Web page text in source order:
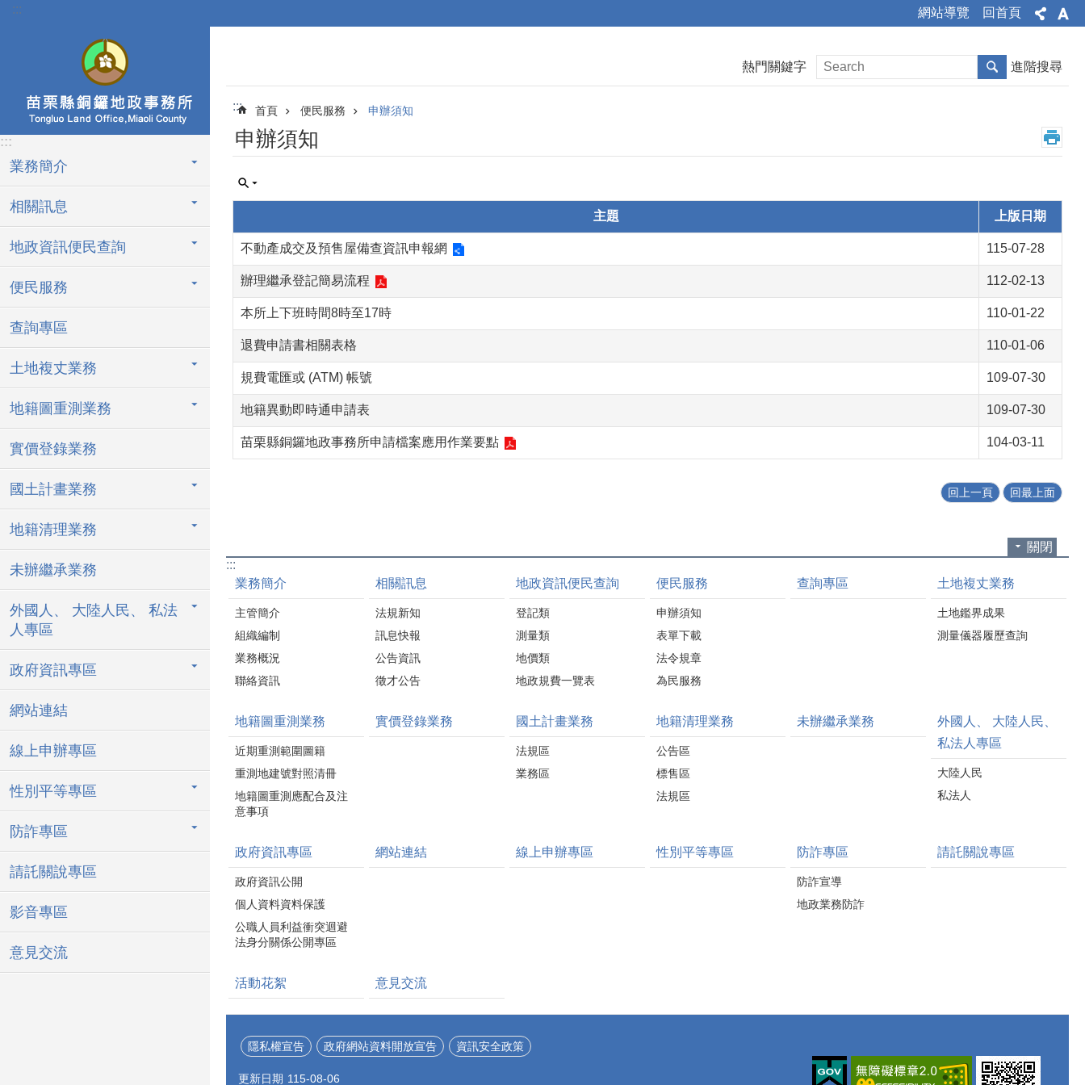
跳到主要內容區塊
::: 網站導覽 回首頁
:::
業務簡介
相關訊息
地政資訊便民查詢
便民服務
查詢專區
土地複丈業務
地籍圖重測業務
實價登錄業務
國土計畫業務
地籍清理業務
未辦繼承業務
外國人、 大陸人民、 私法
人專區
政府資訊專區
網站連結
線上申辦專區
性別平等專區
防詐專區
請託關說專區
影音專區
意見交流
熱門關鍵字 進階搜尋
::: 首頁 便民服務 申辦須知
申辦須知
主題 上版日期
不動產成交及預售屋備查資訊申報網 115-07-28
辦理繼承登記簡易流程 112-02-13
本所上下班時間8時至17時 110-01-22
退費申請書相關表格 110-01-06
規費電匯或 (ATM) 帳號 109-07-30
地籍異動即時通申請表 109-07-30
苗栗縣銅鑼地政事務所申請檔案應用作業要點 104-03-11
回上一頁 回最上面
關閉
:::
業務簡介
主管簡介
組織編制
業務概況
聯絡資訊
相關訊息
法規新知
訊息快報
公告資訊
徵才公告
地政資訊便民查詢
登記類
測量類
地價類
地政規費一覽表
便民服務
申辦須知
表單下載
法令規章
為民服務
查詢專區 土地複丈業務
土地鑑界成果
測量儀器履歷查詢
地籍圖重測業務
近期重測範圍圖籍
重測地建號對照清冊
地籍圖重測應配合及注
意事項
實價登錄業務 國土計畫業務
法規區
業務區
地籍清理業務
公告區
標售區
法規區
未辦繼承業務
外國人、 大陸人民、
私法人專區
大陸人民
私法人
政府資訊專區
政府資訊公開
個人資料資料保護
公職人員利益衝突迴避
法身分關係公開專區
網站連結 線上申辦專區 性別平等專區 防詐專區
防詐宣導
地政業務防詐
請託關說專區
活動花絮 意見交流
隱私權宣告 政府網站資料開放宣告 資訊安全政策
更新日期 115-08-06